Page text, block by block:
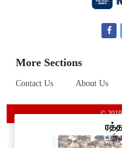
More Sections
Contact Us About Us
©